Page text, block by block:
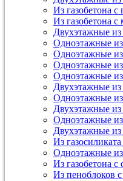
Из газобетона с
Из газобетона с
Двухэтажные
Одноэтажные
Одноэтажные
Одноэтажные
Одноэтажные из
Двухэтажные из
Одноэтажные
Двухэтажные из
Одноэтажные
Двухэтажные из
Из
Одноэтажные из
Из газобетона
Из пеноблоков